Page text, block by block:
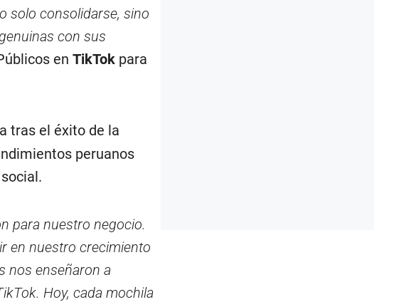
solo consolidarse, sino
con sus
en TikTokpara
tras el éxito de la
peruanos
para nuestro negocio.
en nuestro crecimiento
nos enseñaron a
Hoy, cada mochila